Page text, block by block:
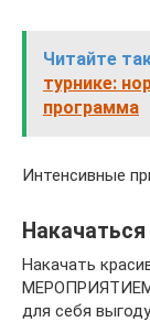
Читайте
турнике:
программа
Интенсивные
Накачаться
Накачать
для себя